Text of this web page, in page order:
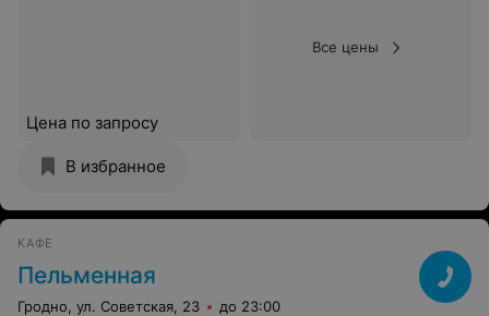
Цена по запросу
Все цены
В избранное
КАФЕ
Пельменная
Гродно, ул. Советская, 23 до 23:00